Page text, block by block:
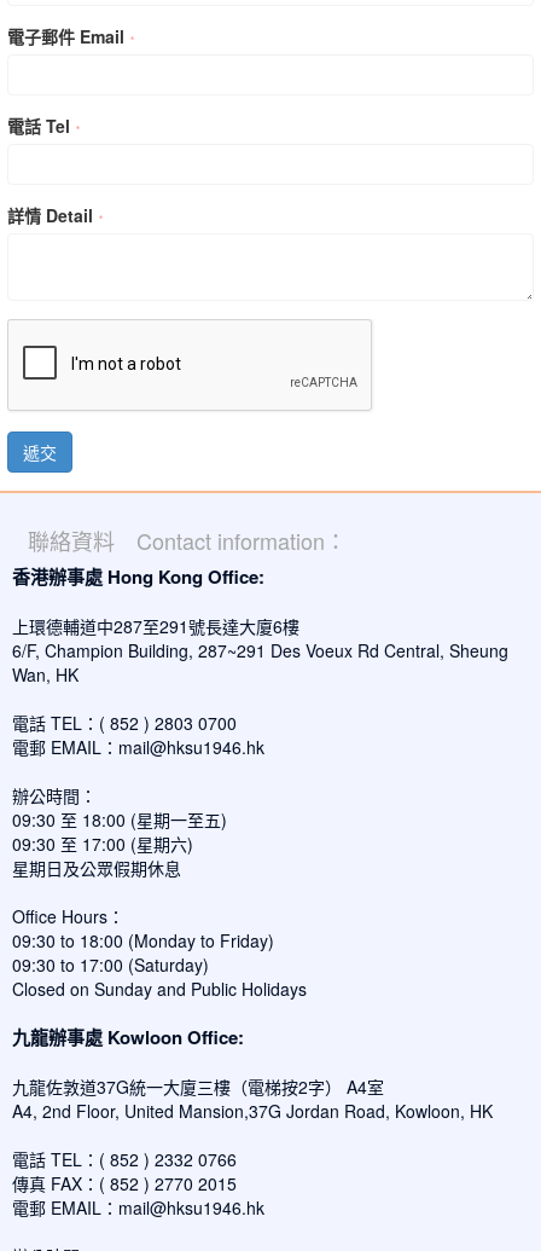
電子郵件 Email *
電話 Tel *
詳情 Detail *
遞交
聯絡資料 Contact information：
香港辦事處 Hong Kong Office:
上環德輔道中287至291號長達大廈6樓
6/F, Champion Building, 287~291 Des Voeux Rd Central, Sheung
Wan, HK
電話 TEL：( 852 ) 2803 0700
電郵 EMAIL： mail@hksu1946.hk
辦公時間：
09:30 至 18:00 (星期一至五)
09:30 至 17:00 (星期六)
星期日及公眾假期休息
Office Hours：
09:30 to 18:00 (Monday to Friday)
09:30 to 17:00 (Saturday)
Closed on Sunday and Public Holidays
九龍辦事處 Kowloon Office:
九龍佐敦道37G統一大廈三樓（電梯按2字） A4室
A4, 2nd Floor, United Mansion,37G Jordan Road, Kowloon, HK
電話 TEL：( 852 ) 2332 0766
傳真 FAX：( 852 ) 2770 2015
電郵 EMAIL： mail@hksu1946.hk